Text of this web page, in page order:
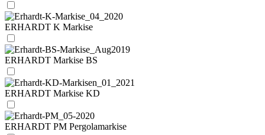
ERHARDT K Markise
ERHARDT Markise BS
ERHARDT Markise KD
ERHARDT PM Pergolamarkise